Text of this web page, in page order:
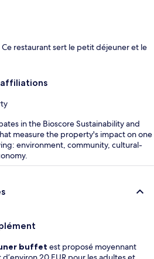
Ce restaurant sert le petit déjeuner et le
affiliations
in the Bioscore Sustainability and
measure the property's impact on one
environment, community, cultural-
buffet est proposé moyennant